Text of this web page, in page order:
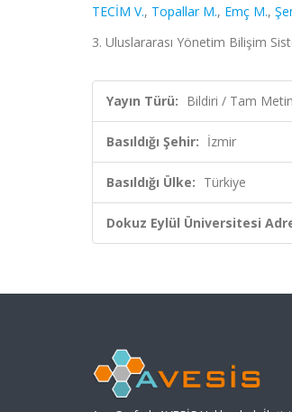
TECİM V., Topallar M., Emç M.,
3. Uluslararası Yönetim Bilişim
Yayın Türü: Bildiri / Tam
Basıldığı Şehir: İzmir
Basıldığı Ülke: Türkiye
Dokuz Eylül Üniversitesi